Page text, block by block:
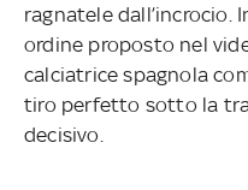
ragnatele dall’incrocio.
ordine proposto nel
calciatrice spagnola
tiro perfetto sotto la
decisivo.